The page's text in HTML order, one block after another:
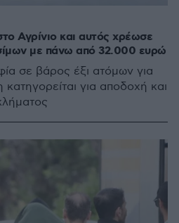
Αγρίνιο και αυτός χρέωσε
με πάνω από 32.000 ευρώ
σε βάρος έξι ατόμων για
για αποδοχή και